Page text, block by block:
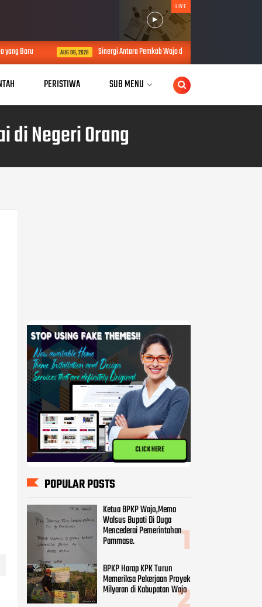
LIVE
Baru AUG 06, 2026 Sinergi Antara Pemkab Wajo dan Polres Wajo Bupati Wajo
PERISTIWA SUB MENU
di Negeri Orang
POPULAR POSTS
Ketua BPKP Wajo,Memo
Walsus Bupati Di Duga
Mencederai Pemerintahan
Pammase.
BPKP Harap KPK Turun
Memeriksa Pekerjaan Proyek
Milyaran di Kabupatan Wajo
Kasus Pembangunan Pasar
Tempe Ditangani Polda,
Diduga 8 Orang Terpanggil
Rapat Evaluasi Pelaksanaan
Gogus Tugas Percepatan
Penanganan Covid 19 Kab
Wajo